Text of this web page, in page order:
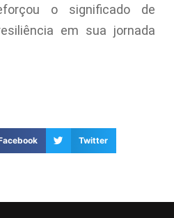
o significado de
em sua jornada
Twitter